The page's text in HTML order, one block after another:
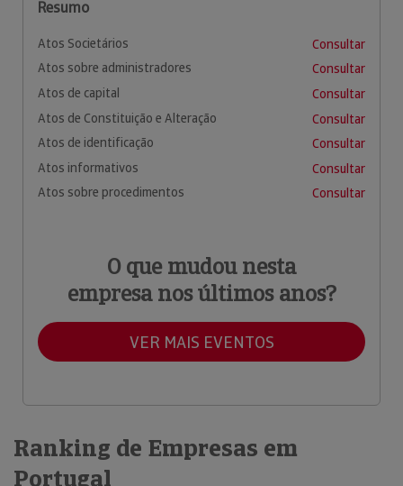
Resumo
Atos Societários
Consultar
Atos sobre administradores
Consultar
Atos de capital
Consultar
Atos de Constituição e Alteração
Consultar
Atos de identificação
Consultar
Atos informativos
Consultar
Atos sobre procedimentos
Consultar
O que mudou nesta
empresa nos últimos anos?
VER MAIS EVENTOS
Ranking de Empresas em
Portugal